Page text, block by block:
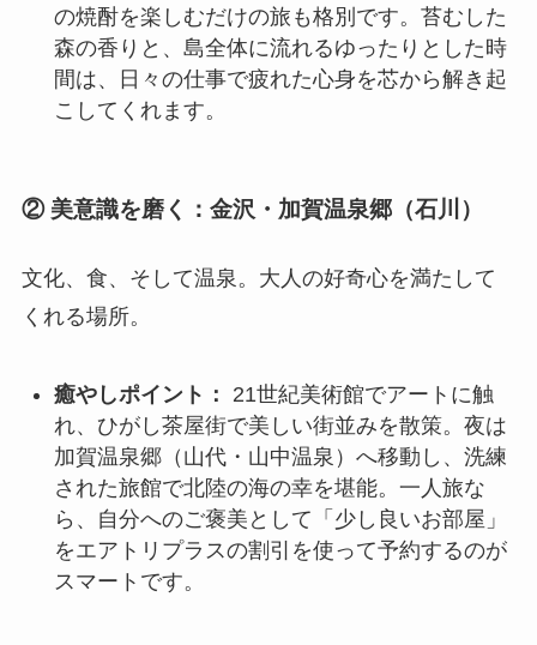
の焼酎を楽しむだけの旅も格別です。苔むした
森の香りと、島全体に流れるゆったりとした時
間は、日々の仕事で疲れた心身を芯から解き起
こしてくれます。
② 美意識を磨く：金沢・加賀温泉郷（石川）
文化、食、そして温泉。大人の好奇心を満たして
くれる場所。
癒やしポイント：
21世紀美術館でアートに触
れ、ひがし茶屋街で美しい街並みを散策。夜は
加賀温泉郷（山代・山中温泉）へ移動し、洗練
された旅館で北陸の海の幸を堪能。一人旅な
ら、自分へのご褒美として「少し良いお部屋」
をエアトリプラスの割引を使って予約するのが
スマートです。